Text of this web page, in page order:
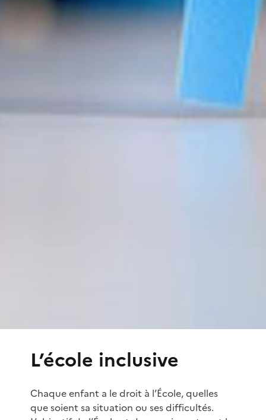
L’école inclusive
Chaque enfant a le droit à l’École, quelles
que soient sa situation ou ses difficultés.